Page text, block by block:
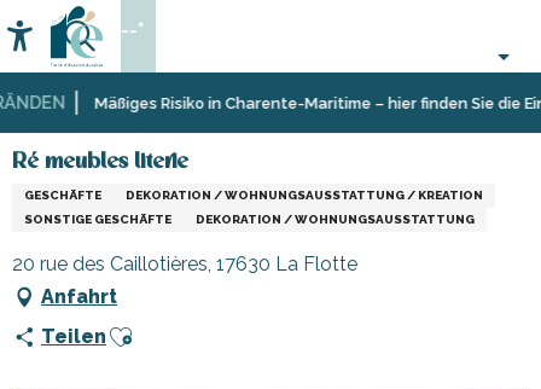
au
contenu
principal
Mäßiges Risiko in Charente-Maritime – hier finden Sie die
Accessibilité
Suche
--°
Startseite
Sich
GeschäfteRé meubles literie
Ré meubles literie
GESCHÄFTE
DEKORATION / WOHNUNGSAUSSTATTUNG / KREATION
SONSTIGE GESCHÄFTE
DEKORATION / WOHNUNGSAUSSTATTUNG
20 rue des Caillotières, 17630 La Flotte
Anfahrt
Teilen Ajouter aux favoris